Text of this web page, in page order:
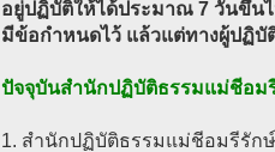
อยู่ปฏิบัติให้ได้ประมาณ 7 วันขึ้นไ
มีข้อกำหนดไว้ แล้วแต่ทางผู้ปฏิบั
ปัจจุบันสำนักปฏิบัติธรรมแม่ชีอม
1. สำนักปฏิบัติธรรมแม่ชีอมรีรักษ์